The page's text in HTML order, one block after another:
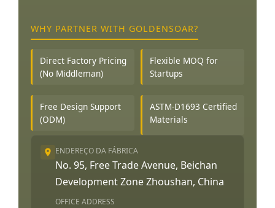
WHY PARTNER WITH GOLDENSOAR?
Direct Factory Pricing
(No Middleman)
Flexible MOQ for
Startups
Free Design Support
(ODM)
ASTM-D1693 Certified
Materials
ENDEREÇO DA FÁBRICA
No. 95, Free Trade Avenue, Beichan
Development Zone Zhoushan, China
OFFICE ADDRESS